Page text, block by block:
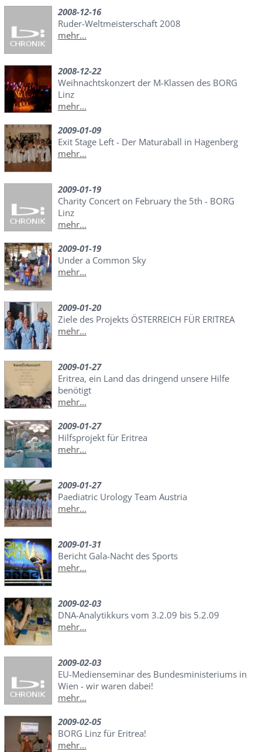
2008-12-16
Ruder-Weltmeisterschaft 2008
mehr...
2008-12-22
Weihnachtskonzert der M-Klassen des BORG
Linz
mehr...
2009-01-09
Exit Stage Left - Der Maturaball in Hagenberg
mehr...
2009-01-19
Charity Concert on February the 5th - BORG
Linz
mehr...
2009-01-19
Under a Common Sky
mehr...
2009-01-20
Ziele des Projekts ÖSTERREICH FÜR ERITREA
mehr...
2009-01-27
Eritrea, ein Land das dringend unsere Hilfe
benötigt
mehr...
2009-01-27
Hilfsprojekt für Eritrea
mehr...
2009-01-27
Paediatric Urology Team Austria
mehr...
2009-01-31
Bericht Gala-Nacht des Sports
mehr...
2009-02-03
DNA-Analytikkurs vom 3.2.09 bis 5.2.09
mehr...
2009-02-03
EU-Medienseminar des Bundesministeriums in
Wien - wir waren dabei!
mehr...
2009-02-05
BORG Linz für Eritrea!
mehr...